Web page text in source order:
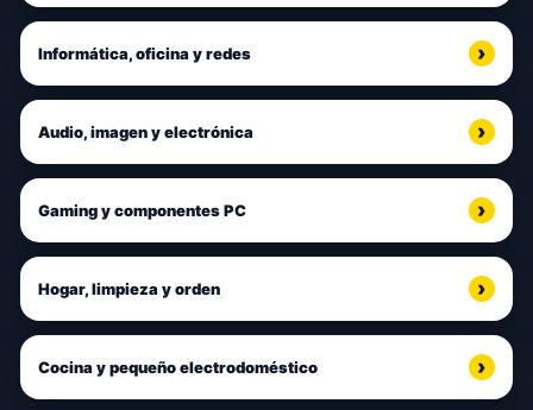
Informática, oficina y redes
Audio, imagen y electrónica
Gaming y componentes PC
Hogar, limpieza y orden
Cocina y pequeño electrodoméstico